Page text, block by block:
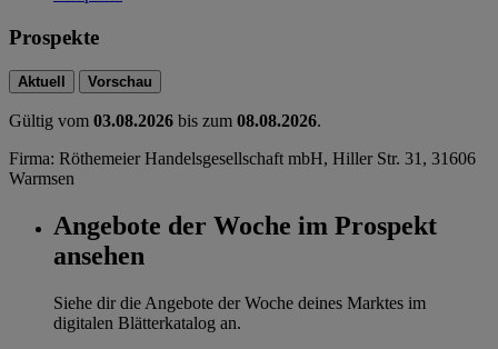
Prospekte
Aktuell Vorschau
Gültig vom 03.08.2026 bis zum 08.08.2026.
Firma: Röthemeier Handelsgesellschaft mbH, Hiller Str. 31, 31606
Warmsen
Angebote der Woche im Prospekt
ansehen
Siehe dir die Angebote der Woche deines Marktes im
digitalen Blätterkatalog an.